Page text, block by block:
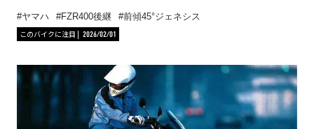
ヤマハ FZR400後継
前傾45°ジェネシス
このバイクに注目
2026/02/01